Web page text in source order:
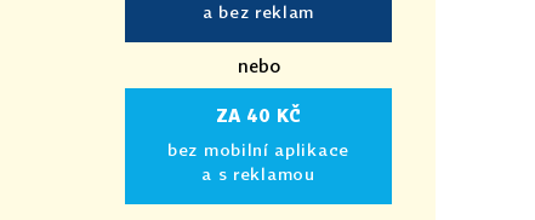
a bez reklam
nebo
ZA 40 KČ
bez mobilní aplikace
a s reklamou